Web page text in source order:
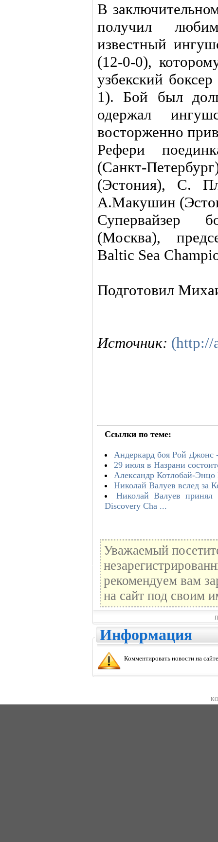
В
получил
известный
(12-0-0),
узбекский
1). Бой был
одержал
восторженно
Рефери
(Санкт-
(Эстония), С.
А.Макушин
Супервайзер
(Москва),
Baltic Sea
Подготовил
Источник: (http://
Ссылки по теме:
Андеркард боя Рой Джонс
29 июля в Назрани
Александр Котлобай-
Николай Валуев вслед за
Николай Валуев принял
Discovery Cha ...
Уважаемый
рекомендуем вам
на сайт под своим
Информация
Комментировать новости на